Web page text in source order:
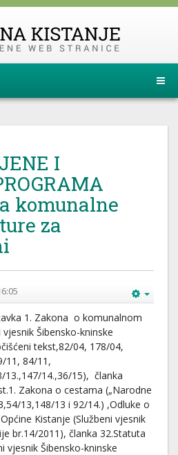
I
komunalne
za
1. Zakona o komunalnom
Šibensko-kninske
tekst,82/04, 178/04,
11, 84/11,
13.,147/14.,36/15), članka
Zakona o cestama („Narodne
13,148/13 i 92/14.) ,Odluke o
Kistanje (Službeni vjesnik
br.14/2011), članka 32.Statuta
vjesnik Šibensko-kninske